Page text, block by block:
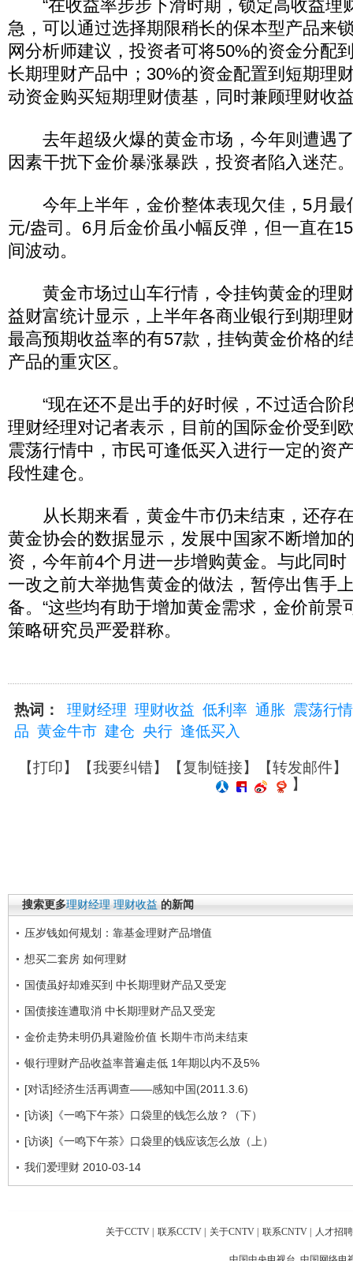
“在收益率步步下滑时期，锁定高收益理
急，可以通过选择期限稍长的保本型产品来
网分析师建议，投资者可将50%的资金分配
长期理财产品中；30%的资金配置到短期理
动资金购买短期理财债基，同时兼顾理财收
去年超级火爆的黄金市场，今年则遭遇
因素干扰下金价暴涨暴跌，投资者陷入迷茫
今年上半年，金价整体表现欠佳，5月最
元/盎司。6月后金价虽小幅反弹，但一直在
间波动。
黄金市场过山车行情，令挂钩黄金的理
益财富统计显示，上半年各商业银行到期理
最高预期收益率的有57款，挂钩黄金价格的
产品的重灾区。
“现在还不是出手的好时候，不过适合阶
理财经理对记者表示，目前的国际金价受到
震荡行情中，市民可逢低买入进行一定的资
段性建仓。
从长期来看，黄金牛市仍未结束，还存
黄金协会的数据显示，发展中国家不断增加
资，今年前4个月进一步增购黄金。与此同
一改之前大举抛售黄金的做法，暂停出售手
备。“这些均有助于增加黄金需求，金价前景
策略研究员严爱群称。
热词： 理财经理 理财收益 低利率 通胀 震荡行情
品 黄金牛市 建仓 央行 逢低买入
【打印】【我要纠错】【复制链接】【转发邮件】
】
搜索更多理财经理 理财收益 的新闻
压岁钱如何规划：靠基金理财产品增值
想买二套房 如何理财
国债虽好却难买到 中长期理财产品又受宠
国债接连遭取消 中长期理财产品又受宠
金价走势未明仍具避险价值 长期牛市尚未结束
银行理财产品收益率普遍走低 1年期以内不及5%
[对话]经济生活再调查——感知中国(2011.3.6)
[访谈]《一鸣下午茶》口袋里的钱怎么放？（下）
[访谈]《一鸣下午茶》口袋里的钱应该怎么放（上）
我们爱理财 2010-03-14
关于CCTV | 联系CCTV | 关于CNTV | 联系CNTV | 人才招聘